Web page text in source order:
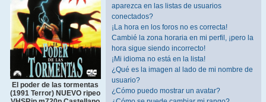
El poder de las tormentas
(1991 Terror) NUEVO ripeo
aparezca en las listas de usuarios
conectados?
¡La hora en los foros no es correcta!
Cambié la zona horaria en mi perfil, ¡pero la
hora sigue siendo incorrecto!
¡Mi idioma no está en la lista!
¿Qué es la imagen al lado de mi nombre de
usuario?
¿Cómo puedo mostrar un avatar?